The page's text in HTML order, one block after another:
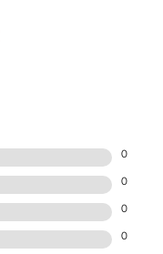
0
0
0
0